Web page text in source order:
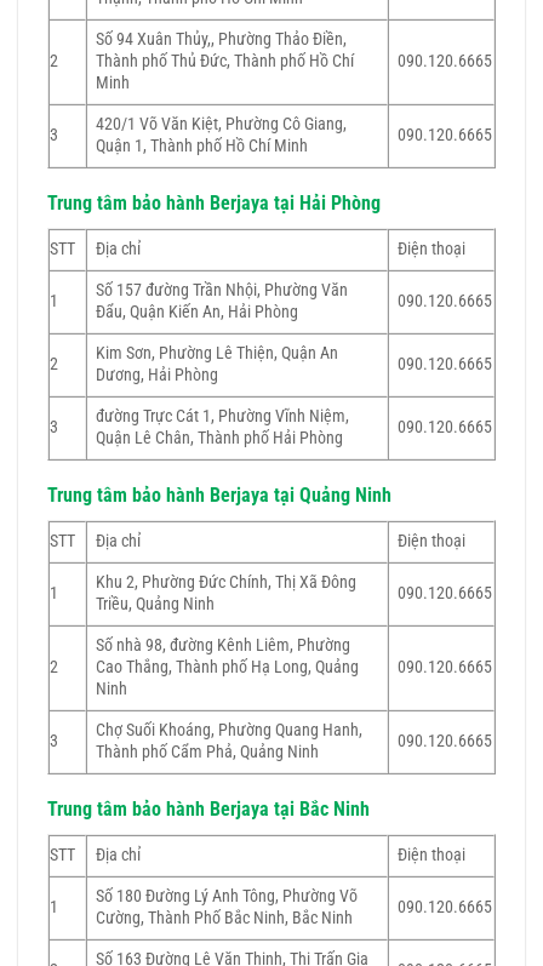
2
Số 94 Xuân Thủy,, Phường Thảo Điền,
Thành phố Thủ Đức, Thành phố Hồ Chí
Minh
090.120.6665
3
420/1 Võ Văn Kiệt, Phường Cô Giang,
Quận 1, Thành phố Hồ Chí Minh
090.120.6665
Trung tâm bảo hành Berjaya tại Hải Phòng
STT Địa chỉ Điện thoại
1
Số 157 đường Trần Nhội, Phường Văn
Đẩu, Quận Kiến An, Hải Phòng
090.120.6665
2
Kim Sơn, Phường Lê Thiện, Quận An
Dương, Hải Phòng
090.120.6665
3
đường Trực Cát 1, Phường Vĩnh Niệm,
Quận Lê Chân, Thành phố Hải Phòng
090.120.6665
Trung tâm bảo hành Berjaya tại Quảng Ninh
STT Địa chỉ Điện thoại
1
Khu 2, Phường Đức Chính, Thị Xã Đông
Triều, Quảng Ninh
090.120.6665
2
Số nhà 98, đường Kênh Liêm, Phường
Cao Thắng, Thành phố Hạ Long, Quảng
Ninh
090.120.6665
3
Chợ Suối Khoáng, Phường Quang Hanh,
Thành phố Cẩm Phả, Quảng Ninh
090.120.6665
Trung tâm bảo hành Berjaya tại Bắc Ninh
STT Địa chỉ Điện thoại
1
Số 180 Đường Lý Anh Tông, Phường Võ
Cường, Thành Phố Bắc Ninh, Bắc Ninh
090.120.6665
Số 163 Đường Lê Văn Thịnh, Thị Trấn Gia